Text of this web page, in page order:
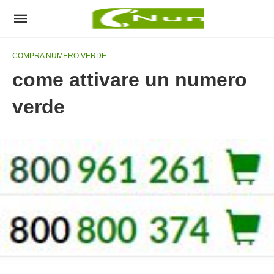
COMPRA NUMERO VERDE
come attivare un numero
verde